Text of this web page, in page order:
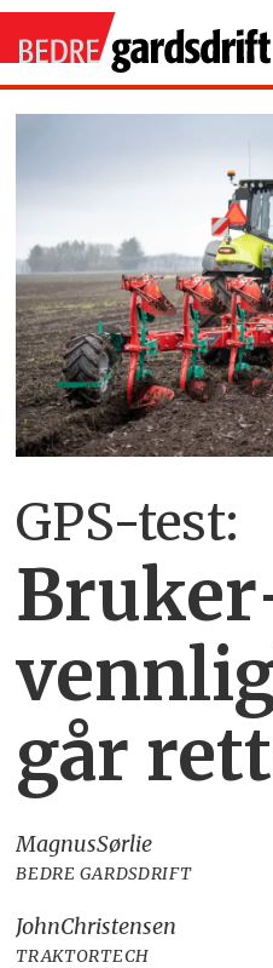
GPS-test:
går
MagnusSørlie
BEDRE GARDSDRIFT
JohnChristensen
TRAKTORTECH